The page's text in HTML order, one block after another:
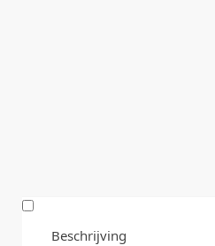
Beschrijving